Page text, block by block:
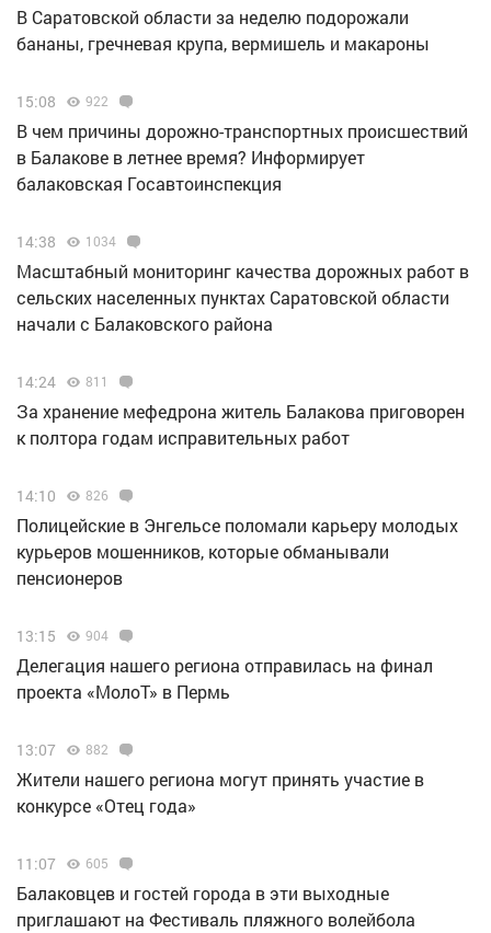
В Саратовской области за неделю подорожали
бананы, гречневая крупа, вермишель и макароны
15:08 922
В чем причины дорожно-транспортных происшествий
в Балакове в летнее время? Информирует
балаковская Госавтоинспекция
14:38 1034
Масштабный мониторинг качества дорожных работ в
сельских населенных пунктах Саратовской области
начали с Балаковского района
14:24 811
За хранение мефедрона житель Балакова приговорен
к полтора годам исправительных работ
14:10 826
Полицейские в Энгельсе поломали карьеру молодых
курьеров мошенников, которые обманывали
пенсионеров
13:15 904
Делегация нашего региона отправилась на финал
проекта «МолоТ» в Пермь
13:07 882
Жители нашего региона могут принять участие в
конкурсе «Отец года»
11:07 605
Балаковцев и гостей города в эти выходные
приглашают на Фестиваль пляжного волейбола